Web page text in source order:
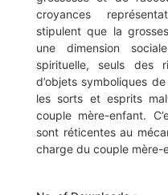
croyances
stipulent que la
une dimension
spirituelle, seuls des
d’objets symboliques
les sorts et esprits
couple mère-enfant.
sont réticentes au
charge du couple mère-